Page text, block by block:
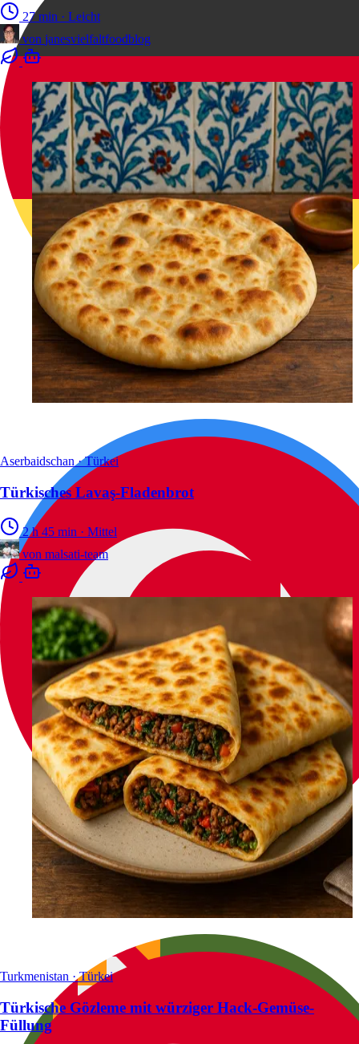
27 min · Leicht
von janesvielfaltfoodblog
Aserbaidschan · Türkei
Türkisches Lavaş-Fladenbrot
2 h 45 min · Mittel
von malsati-team
Turkmenistan · Türkei
Türkische Gözleme mit würziger Hack-Gemüse-
Füllung